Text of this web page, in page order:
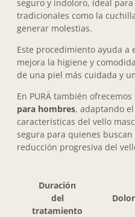
seguro y indoloro, ideal
tradicionales como la
generar molestias.
Este procedimiento ayuda
mejora la higiene y
de una piel más cuidada y
En PURÄ también
para hombres, adaptando
características del vello
segura para quienes
reducción progresiva del
Duración
del
tratamiento
Dolor